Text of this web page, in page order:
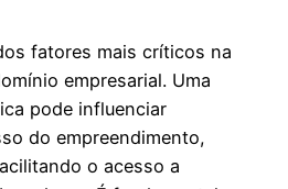
fatores mais críticos na
empresarial. Uma
pode influenciar
do empreendimento,
o acesso a